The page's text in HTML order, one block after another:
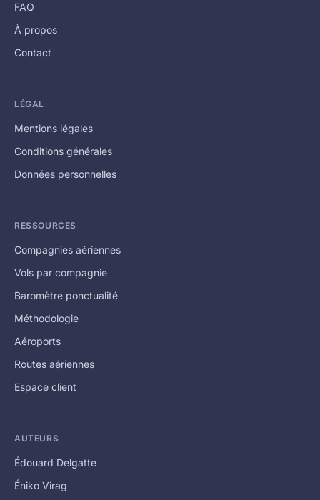
FAQ
À propos
Contact
LÉGAL
Mentions légales
Conditions générales
Données personnelles
RESSOURCES
Compagnies aériennes
Vols par compagnie
Baromètre ponctualité
Méthodologie
Aéroports
Routes aériennes
Espace client
AUTEURS
Édouard Delgatte
Éniko Virag